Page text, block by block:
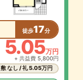
徒歩17分
5.05万円
+ 共益費 5,800円
敷 なし / 礼 5.05万円